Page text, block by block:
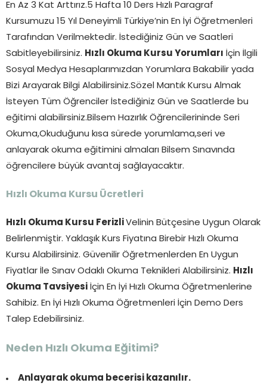
En Az 3 Kat Arttırız.5 Hafta 10 Ders Hızlı Paragraf
Kursumuzu 15 Yıl Deneyimli Türkiye’nin En İyi Öğretmenleri
Tarafından Verilmektedir. İstediğiniz Gün ve Saatleri
Sabitleyebilirsiniz. Hızlı Okuma Kursu Yorumları
İçin İlgili
Sosyal Medya Hesaplarımızdan Yorumlara Bakabilir yada
Bizi Arayarak Bilgi Alabilirsiniz.Sözel Mantık Kursu Almak
İsteyen Tüm Öğrenciler İstediğiniz Gün ve Saatlerde bu
eğitimi alabilirsiniz.Bilsem Hazırlık Öğrencilerininde Seri
Okuma,Okuduğunu kısa sürede yorumlama,seri ve
anlayarak okuma eğitimini almaları Bilsem Sınavında
öğrencilere büyük avantaj sağlayacaktır.
Hızlı Okuma Kursu Ücretleri
Hızlı Okuma Kursu Ferizli Velinin Bütçesine Uygun Olarak
Belirlenmiştir. Yaklaşık Kurs Fiyatına Birebir Hızlı Okuma
Kursu Alabilirsiniz. Güvenilir Öğretmenlerden En Uygun
Fiyatlar İle Sınav Odaklı Okuma Teknikleri Alabilirsiniz. Hızlı
Okuma Tavsiyesi
İçin En İyi Hızlı Okuma Öğretmenlerine
Sahibiz. En İyi Hızlı Okuma Öğretmenleri İçin Demo Ders
Talep Edebilirsiniz.
Neden Hızlı Okuma Eğitimi?
Anlayarak okuma becerisi kazanılır.